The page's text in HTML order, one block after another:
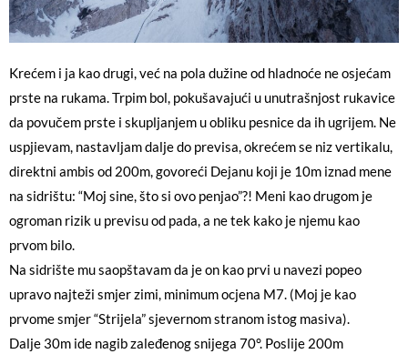
Krećem i ja kao drugi, već na pola dužine od hladnoće ne osjećam
prste na rukama. Trpim bol, pokušavajući u unutrašnjost rukavice
da povučem prste i skupljanjem u obliku pesnice da ih ugrijem. Ne
uspjievam, nastavljam dalje do previsa, okrećem se niz vertikalu,
direktni ambis od 200m, govoreći Dejanu koji je 10m iznad mene
na sidrištu: “Moj sine, što si ovo penjao”?! Meni kao drugom je
ogroman rizik u previsu od pada, a ne tek kako je njemu kao
prvom bilo.
Na sidrište mu saopštavam da je on kao prvi u navezi popeo
upravo najteži smjer zimi, minimum ocjena M7. (Moj je kao
prvome smjer “Strijela” sjevernom stranom istog masiva).
Dalje 30m ide nagib zaleđenog snijega 70°. Poslije 200m